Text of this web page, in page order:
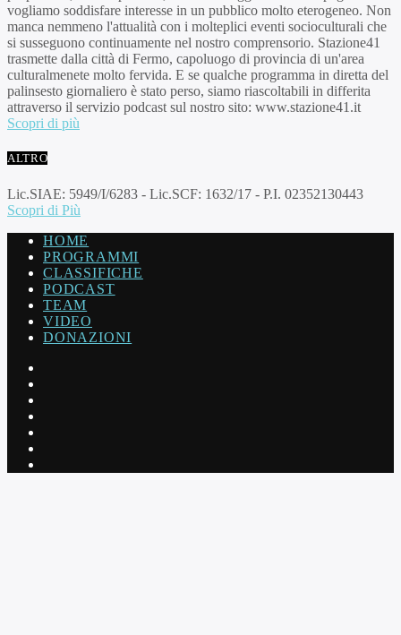
vogliamo soddisfare interesse in un pubblico molto eterogeneo. Non
manca nemmeno l'attualità con i molteplici eventi socioculturali che
si susseguono continuamente nel nostro comprensorio. Stazione41
trasmette dalla città di Fermo, capoluogo di provincia di un'area
culturalmenete molto fervida. E se qualche programma in diretta del
palinsesto giornaliero è stato perso, siamo riascoltabili in differita
attraverso il servizio podcast sul nostro sito: www.stazione41.it
Scopri di più
ALTRO
Lic.SIAE: 5949/I/6283 - Lic.SCF: 1632/17 - P.I. 02352130443
Scopri di Più
HOME
PROGRAMMI
CLASSIFICHE
PODCAST
TEAM
VIDEO
DONAZIONI